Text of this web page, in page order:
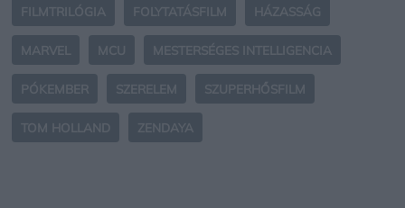
FILMTRILÓGIA FOLYTATÁSFILM HÁZASSÁG
MARVEL MCU MESTERSÉGES INTELLIGENCIA
PÓKEMBER SZERELEM SZUPERHŐSFILM
TOM HOLLAND ZENDAYA